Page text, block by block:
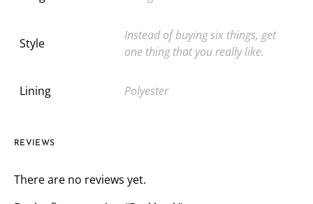
Style
Instead of buying six things, get
one thing that you really like.
Lining Polyester
REVIEWS
There are no reviews yet.